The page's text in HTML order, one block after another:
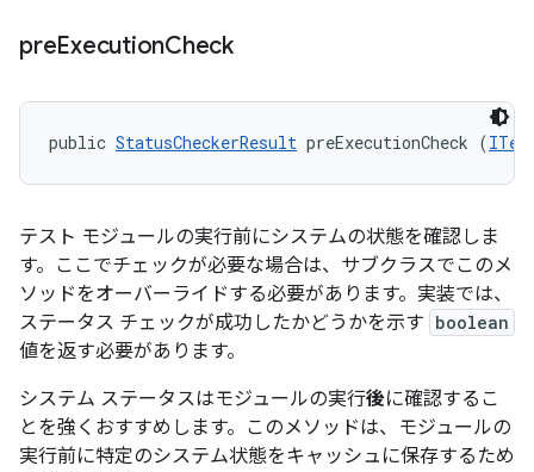
preExecutionCheck
public StatusCheckerResult preExecutionCheck (
テスト モジュールの実行前にシステムの状態を確認しま
す。ここでチェックが必要な場合は、サブクラスでこのメ
ソッドをオーバーライドする必要があります。実装では、
ステータス チェックが成功したかどうかを示す boolean
値を返す必要があります。
システム ステータスはモジュールの実行後に確認するこ
とを強くおすすめします。このメソッドは、モジュールの
実行前に特定のシステム状態をキャッシュに保存するため